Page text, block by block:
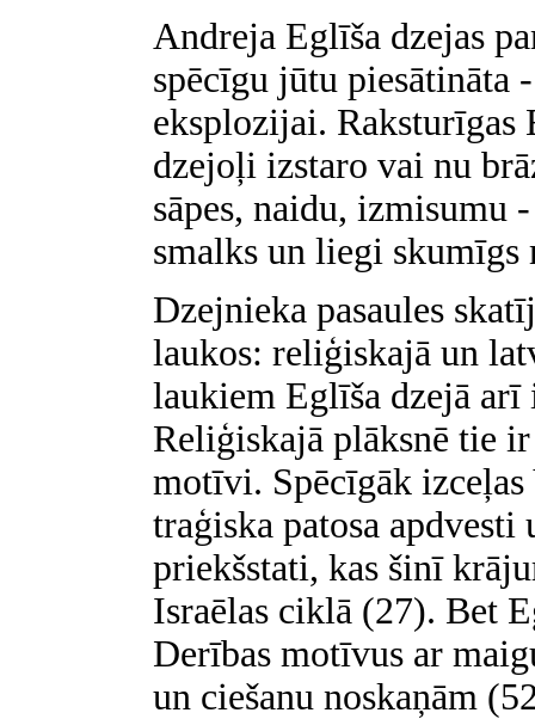
Andreja Eglīša dzejas
spēcīgu jūtu piesātināta
eksplozijai.
dzejoļi izstaro vai nu
sāpes, naidu, izmisumu
smalks un liegi skumīgs
Dzejnieka pasaules
laukos: reliģiskajā un
laukiem Eglīša dzejā
Reliģiskajā plāksnē tie ir
motīvi. Spēcīgāk
traģiska patosa
priekšstati, kas šinī
Israēlas ciklā (27). Bet
Derības motīvus ar
un ciešanu noskaņām